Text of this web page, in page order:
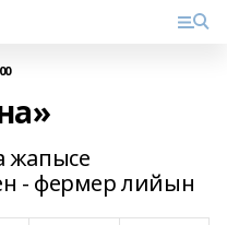
жапысе
- фермер лийын